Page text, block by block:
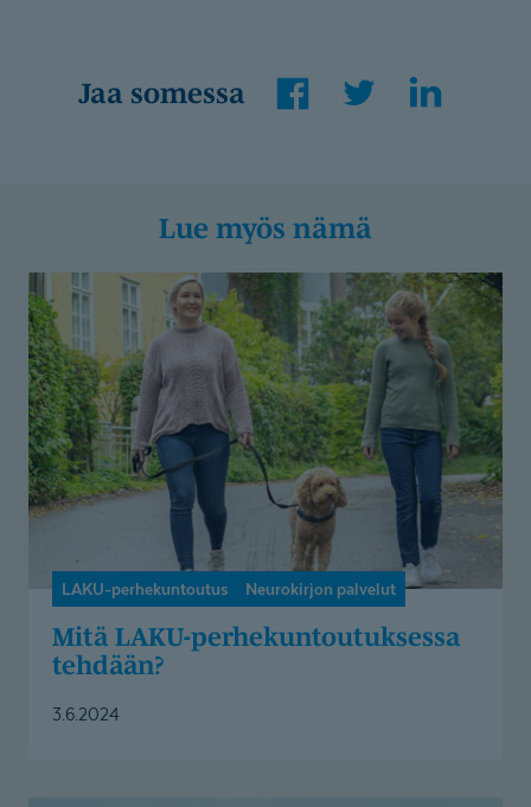
Jaa somessa
Lue myös nämä
LAKU-
perhekuntoutuksessa
tehdään?
LAKU-perhekuntoutus Neurokirjon palvelut
Mitä LAKU-perhe­kun­tou­tuksessa
tehdään?
3.6.2024